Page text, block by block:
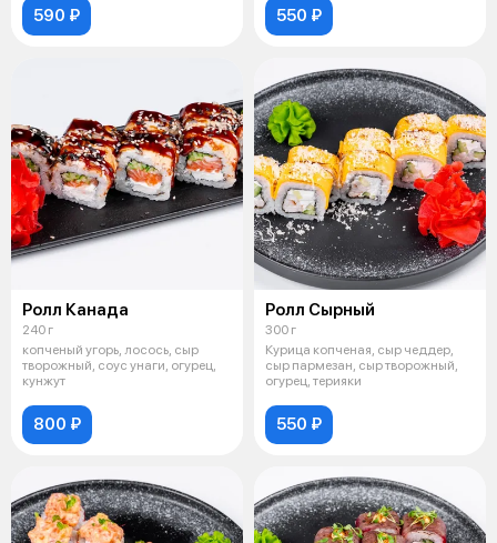
590 ₽ 550 ₽
Ролл Канада
240 г
копченый угорь, лосось, сыр
творожный, соус унаги, огурец,
кунжут
800 ₽
Ролл Сырный
300 г
Курица копченая, сыр чеддер,
сыр пармезан, сыр творожный,
огурец, терияки
550 ₽